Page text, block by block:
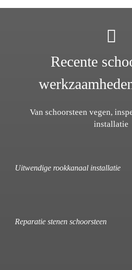
Recente
Van schoorsteen vegen,
installatie
Uitwendige rookkanaal installatie
Reparatie stenen schoorsteen